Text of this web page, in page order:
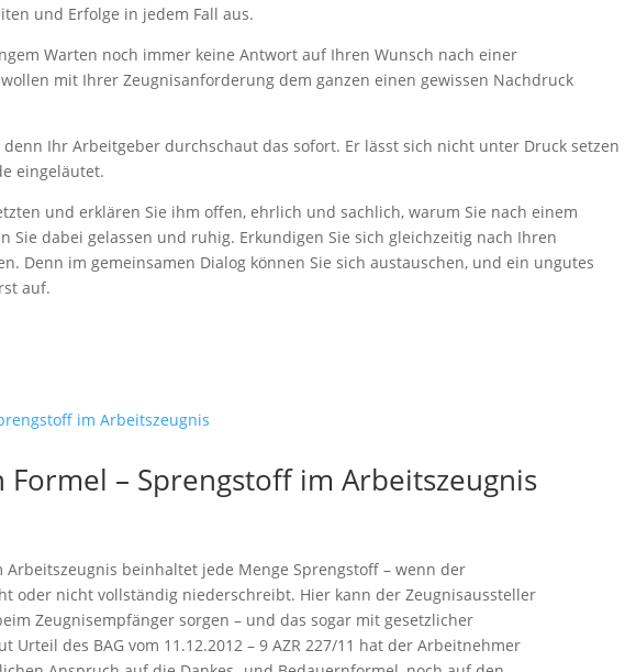
und Erfolge in jedem Fall aus.
Warten noch immer keine Antwort auf Ihren Wunsch nach einer
mit Ihrer Zeugnisanforderung dem ganzen einen gewissen Nachdruck
denn Ihr Arbeitgeber durchschaut das sofort. Er lässt sich nicht unter Druck setzen
eingeläutet.
und erklären Sie ihm offen, ehrlich und sachlich, warum Sie nach einem
Sie dabei gelassen und ruhig. Erkundigen Sie sich gleichzeitig nach Ihren
Denn im gemeinsamen Dialog können Sie sich austauschen, und ein ungutes
auf.
Formel – Sprengstoff im Arbeitszeugnis
Arbeitszeugnis beinhaltet jede Menge Sprengstoff – wenn der
oder nicht vollständig niederschreibt. Hier kann der Zeugnisaussteller
Zeugnisempfänger sorgen – und das sogar mit gesetzlicher
Urteil des BAG vom 11.12.2012 – 9 AZR 227/11 hat der Arbeitnehmer